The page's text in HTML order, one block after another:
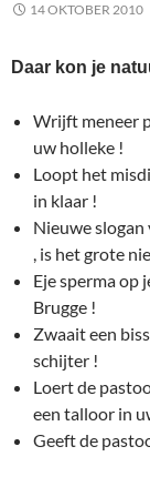
14 OKTOBER 2010
Daar kon je
Wrijft meneer
uw holleke !
Loopt het
in klaar !
Nieuwe
, is het grote
Eje sperma op
Brugge !
Zwaait een
schijter !
Loert de
een talloor in
Geeft de